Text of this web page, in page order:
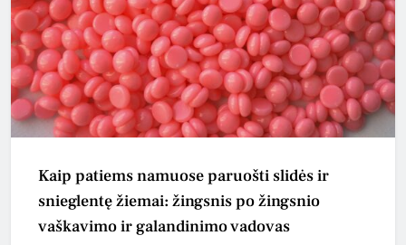
Kaip patiems namuose paruošti slidės ir
snieglentę žiemai: žingsnis po žingsnio
vaškavimo ir galandinimo vadovas